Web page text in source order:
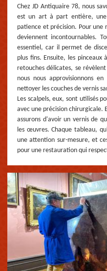
Chez JD Antiquaire 78, nous
est un art à part entière,
patience et précision. Pour une
deviennent incontournables.
essentiel, car il permet de
plus fins. Ensuite, les pinceaux
retouches délicates, se
nous nous approvisionnons
nettoyer les couches de vernis
Les scalpels, eux, sont utilisés
avec une précision chirurgicale.
assurons d'avoir un vernis de
les œuvres. Chaque tableau,
une attention sur-mesure, et
pour une restauration qui